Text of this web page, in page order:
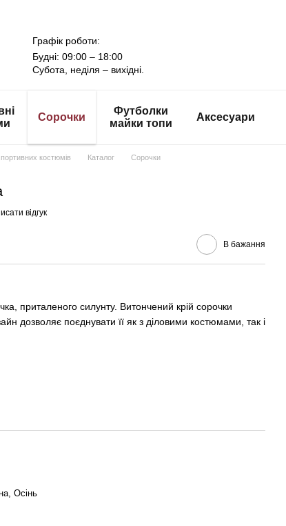
Графік роботи:
Будні: 09:00 – 18:00
Субота, неділя – вихідні.
Сорочки
Футболки
майки топи
Аксесуари
костюмів Каталог
Сорочки
відгук
В бажання
приталеного силунту. Витончений крій сорочки
дозволяє поєднувати її як з діловими костюмами, так і
Осінь